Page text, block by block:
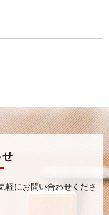
軽にお問い合わせくださ